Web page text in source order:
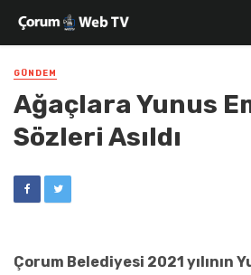
GÜNDEM
Ağaçlara Yunus
Sözleri Asıldı
Çorum Belediyesi 2021 yılının